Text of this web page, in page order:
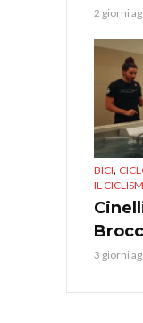
2 giorni
BICI,
IL
3 giorni